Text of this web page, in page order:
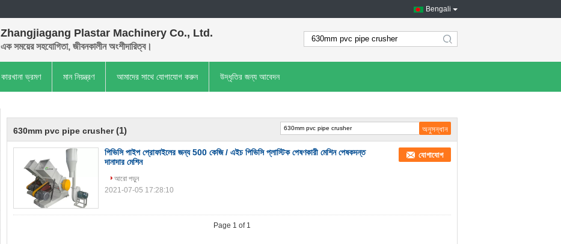
Bengali
Zhangjiagang Plastar Machinery Co., Ltd.
এক সময়ের সহযোগিতা, জীবনকালীন অংশীদারিত্ব। search
কারখানা ভ্রমণ মান নিয়ন্ত্রণ আমাদের সাথে যোগাযোগ করুন উদ্ধৃতির জন্য আবেদন
630mm pvc pipe crusher (1)
পিভিসি পাইপ প্রোফাইলের জন্য 500 কেজি / এইচ পিভিসি প্লাস্টিক পেষণকারী মেশিন পেষকদন্ত
দানাদার মেশিন
যোগাযোগ
আরো পড়ুন
2021-07-05 17:28:10
Page 1 of 1